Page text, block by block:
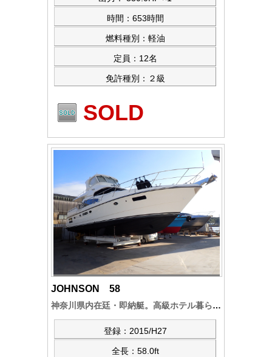
時間：653時間
燃料種別：軽油
定員：12名
免許種別：２級
SOLD
JOHNSON 58
神奈川県内在廷・即納艇。高級ホテル暮らしのラグジェアリークルーザー。船内外美艇～サロン内は化粧仕様で豪華、入念な整備と管理。エンジンアワー755時間余。
登録：2015/H27
全長：58.0ft